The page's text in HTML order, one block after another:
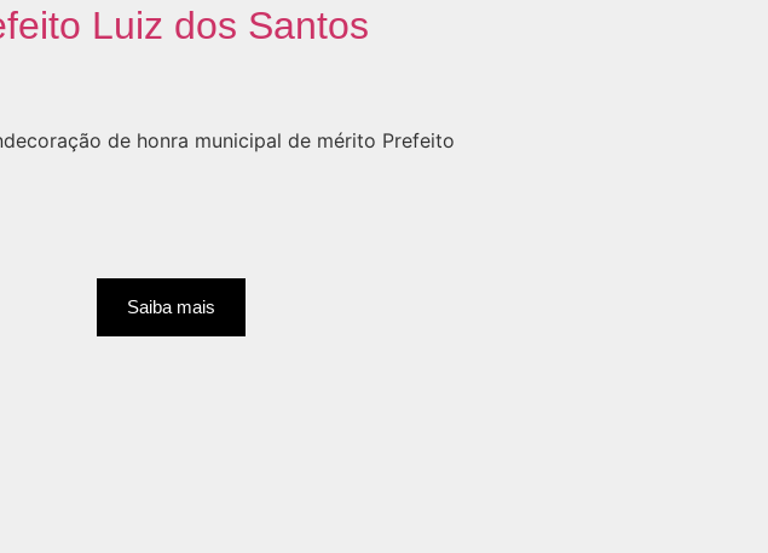
Luiz dos Santos
de honra municipal de mérito Prefeito
Saiba mais